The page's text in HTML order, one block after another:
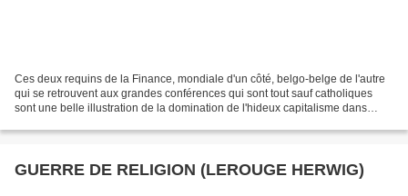
Ces deux requins de la Finance, mondiale d'un côté, belgo-belge de l'autre
qui se retrouvent aux grandes conférences qui sont tout sauf catholiques
sont une belle illustration de la domination de l'hideux capitalisme dans
GUERRE DE RELIGION (LEROUGE HERWIG)